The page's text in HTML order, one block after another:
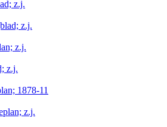
z.j.
z.j.
z.j.
z.j.
1878-11
z.j.